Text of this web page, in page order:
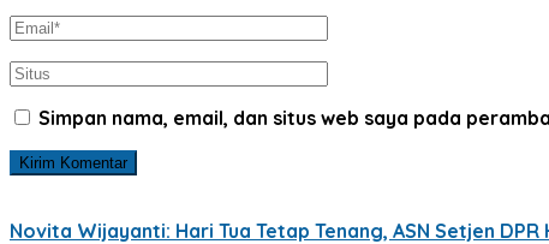
Simpan nama, email, dan situs web saya pada
Novita Wijayanti: Hari Tua Tetap Tenang, ASN Setjen